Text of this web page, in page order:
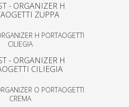
- ORGANIZER H
ZUPPA
- ORGANIZER H
CILIEGIA